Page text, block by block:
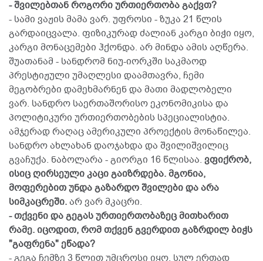
- შვილებთან როგორი ურთიერთობა გაქვთ?
- სამი ვაჟის მამა ვარ. უფროსი - ზუკა 21 წლის
გარდაიცვალა. ფიზიკურად ძალიან კარგი ბიჭი იყო,
კარგი მონაცემები ჰქონდა. არ მინდა ამის აღწერა.
შუათანამ - სანდრომ ნიუ-იორკში საკმაოდ
პრესტიჟული უმაღლესი დაამთავრა, ჩემი
მეგობრები დამეხმარნენ და მათი მადლობელი
ვარ. სანდრო საერთაშორისო ეკონომიკისა და
პოლიტიკური ურთიერთობების სპეციალისტია.
ამჯერად რაღაც ამერიკული პროექტის მონაწილეა.
სანდრო ახლახან დაოჯახდა და შვილიშვილიც
გვაჩუქა. ნაბოლარა - გიორგი 16 წლისაა. ვფიქრობ,
ისიც ღირსეული კაცი გაიზრდება. მგონია,
მოფერებით უნდა გაზარდო შვილები და არა
სიმკაცრეში.არ ვარ მკაცრი.
- თქვენი და გეგას ურთიერთობაზეც მითხარით
რამე. იცოდით, რომ თქვენ გვერდით გაზრდილ ბიჭს
"გაფრენა" ეწადა?
- გეგა ჩემზე 3 წლით უმცროსი იყო, სულ ერთად